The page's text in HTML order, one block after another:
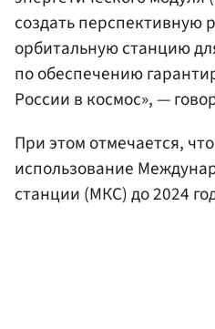
создать перспективную
орбитальную станцию
по обеспечению
России в космос», —
При этом отмечается,
использование
станции (МКС) до 2024